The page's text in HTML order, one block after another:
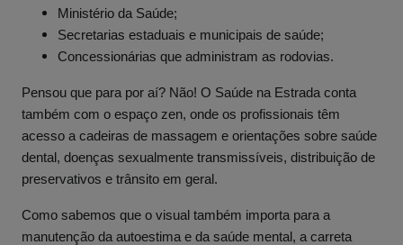
Ministério da Saúde;
Secretarias estaduais e municipais de saúde;
Concessionárias que administram as rodovias.
Pensou que para por aí? Não! O Saúde na Estrada conta
também com o espaço zen, onde os profissionais têm
acesso a cadeiras de massagem e orientações sobre saúde
dental, doenças sexualmente transmissíveis, distribuição de
preservativos e trânsito em geral.
Como sabemos que o visual também importa para a
manutenção da autoestima e da saúde mental, a carreta